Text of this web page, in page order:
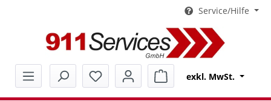
Service/Hilfe
Warenkorb enthält 0
exkl. MwSt.